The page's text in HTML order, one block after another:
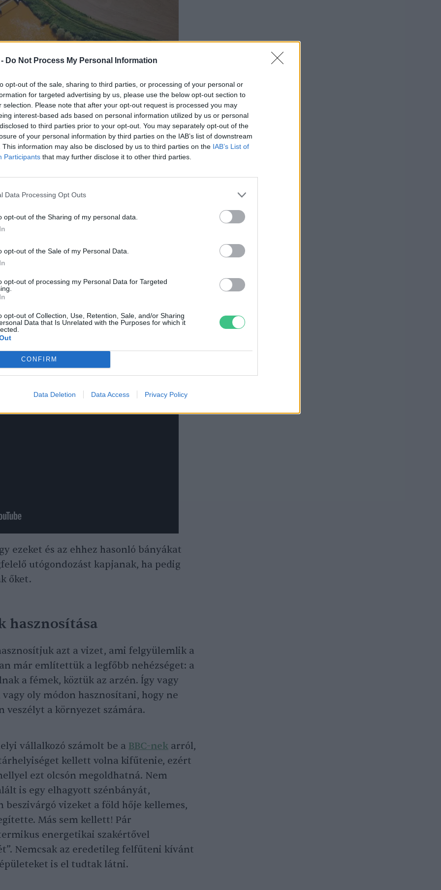
Do Not Process My Personal Information
opt-out of the sale, sharing to third parties, or processing of your personal or
for targeted advertising by us, please use the below opt-out section to
selection. Please note that after your opt-out request is processed you may
interest-based ads based on personal information utilized by us or personal
to third parties prior to your opt-out. You may separately opt-out of the
of your personal information by third parties on the IAB’s list of downstream
This information may also be disclosed by us to third parties on the IAB’s List of
Participants that may further disclose it to other third parties.
Data Processing Opt Outs
opt-out of the Sharing of my personal data.
opt-out of the Sale of my Personal Data.
opt-out of processing my Personal Data for Targeted
opt-out of Collection, Use, Retention, Sale, and/or Sharing
Data that Is Unrelated with the Purposes for which it
CONFIRM
Data Deletion Data Access Privacy Policy
színű volt a Sajó a vas-oxidtól.
szerint több százezer bánya, külszíni
borítják Földünk testét. Ezeket a
de azért jellemzően elárasztja a rétegek
is ezek a körülmények okozzák.
Ércbányavállalat vasbányáját is
vizekbe ürült.
réteg- és talajvizek feldúsultak a
az így létrejött bányavíz kezelés,
Ilyenkor a vízben oldott sók és fémek
helyén, azonban később egy-
újraszennyezhetik a teljes folyót.
ezeket és az ehhez hasonló bányákat
utógondozást kapjanak, ha pedig
őket.
hasznosítása
azt a vizet, ami felgyülemlik a
már említettük a legfőbb nehézséget: a
a fémek, köztük az arzén. Így vagy
oly módon hasznosítani, hogy ne
veszélyt a környezet számára.
vállalkozó számolt be a BBC-nek arról,
kellett volna kifűtenie, ezért
ezt olcsón megoldhatná. Nem
is egy elhagyott szénbányát,
vizeket a föld hője kellemes,
Más sem kellett! Pár
energetikai szakértővel
Nemcsak az eredetileg felfűteni kívánt
is el tudtak látni.